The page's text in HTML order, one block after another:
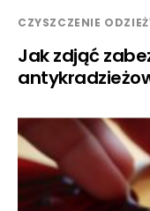
CZYSZCZENIE
Jak zdjąć